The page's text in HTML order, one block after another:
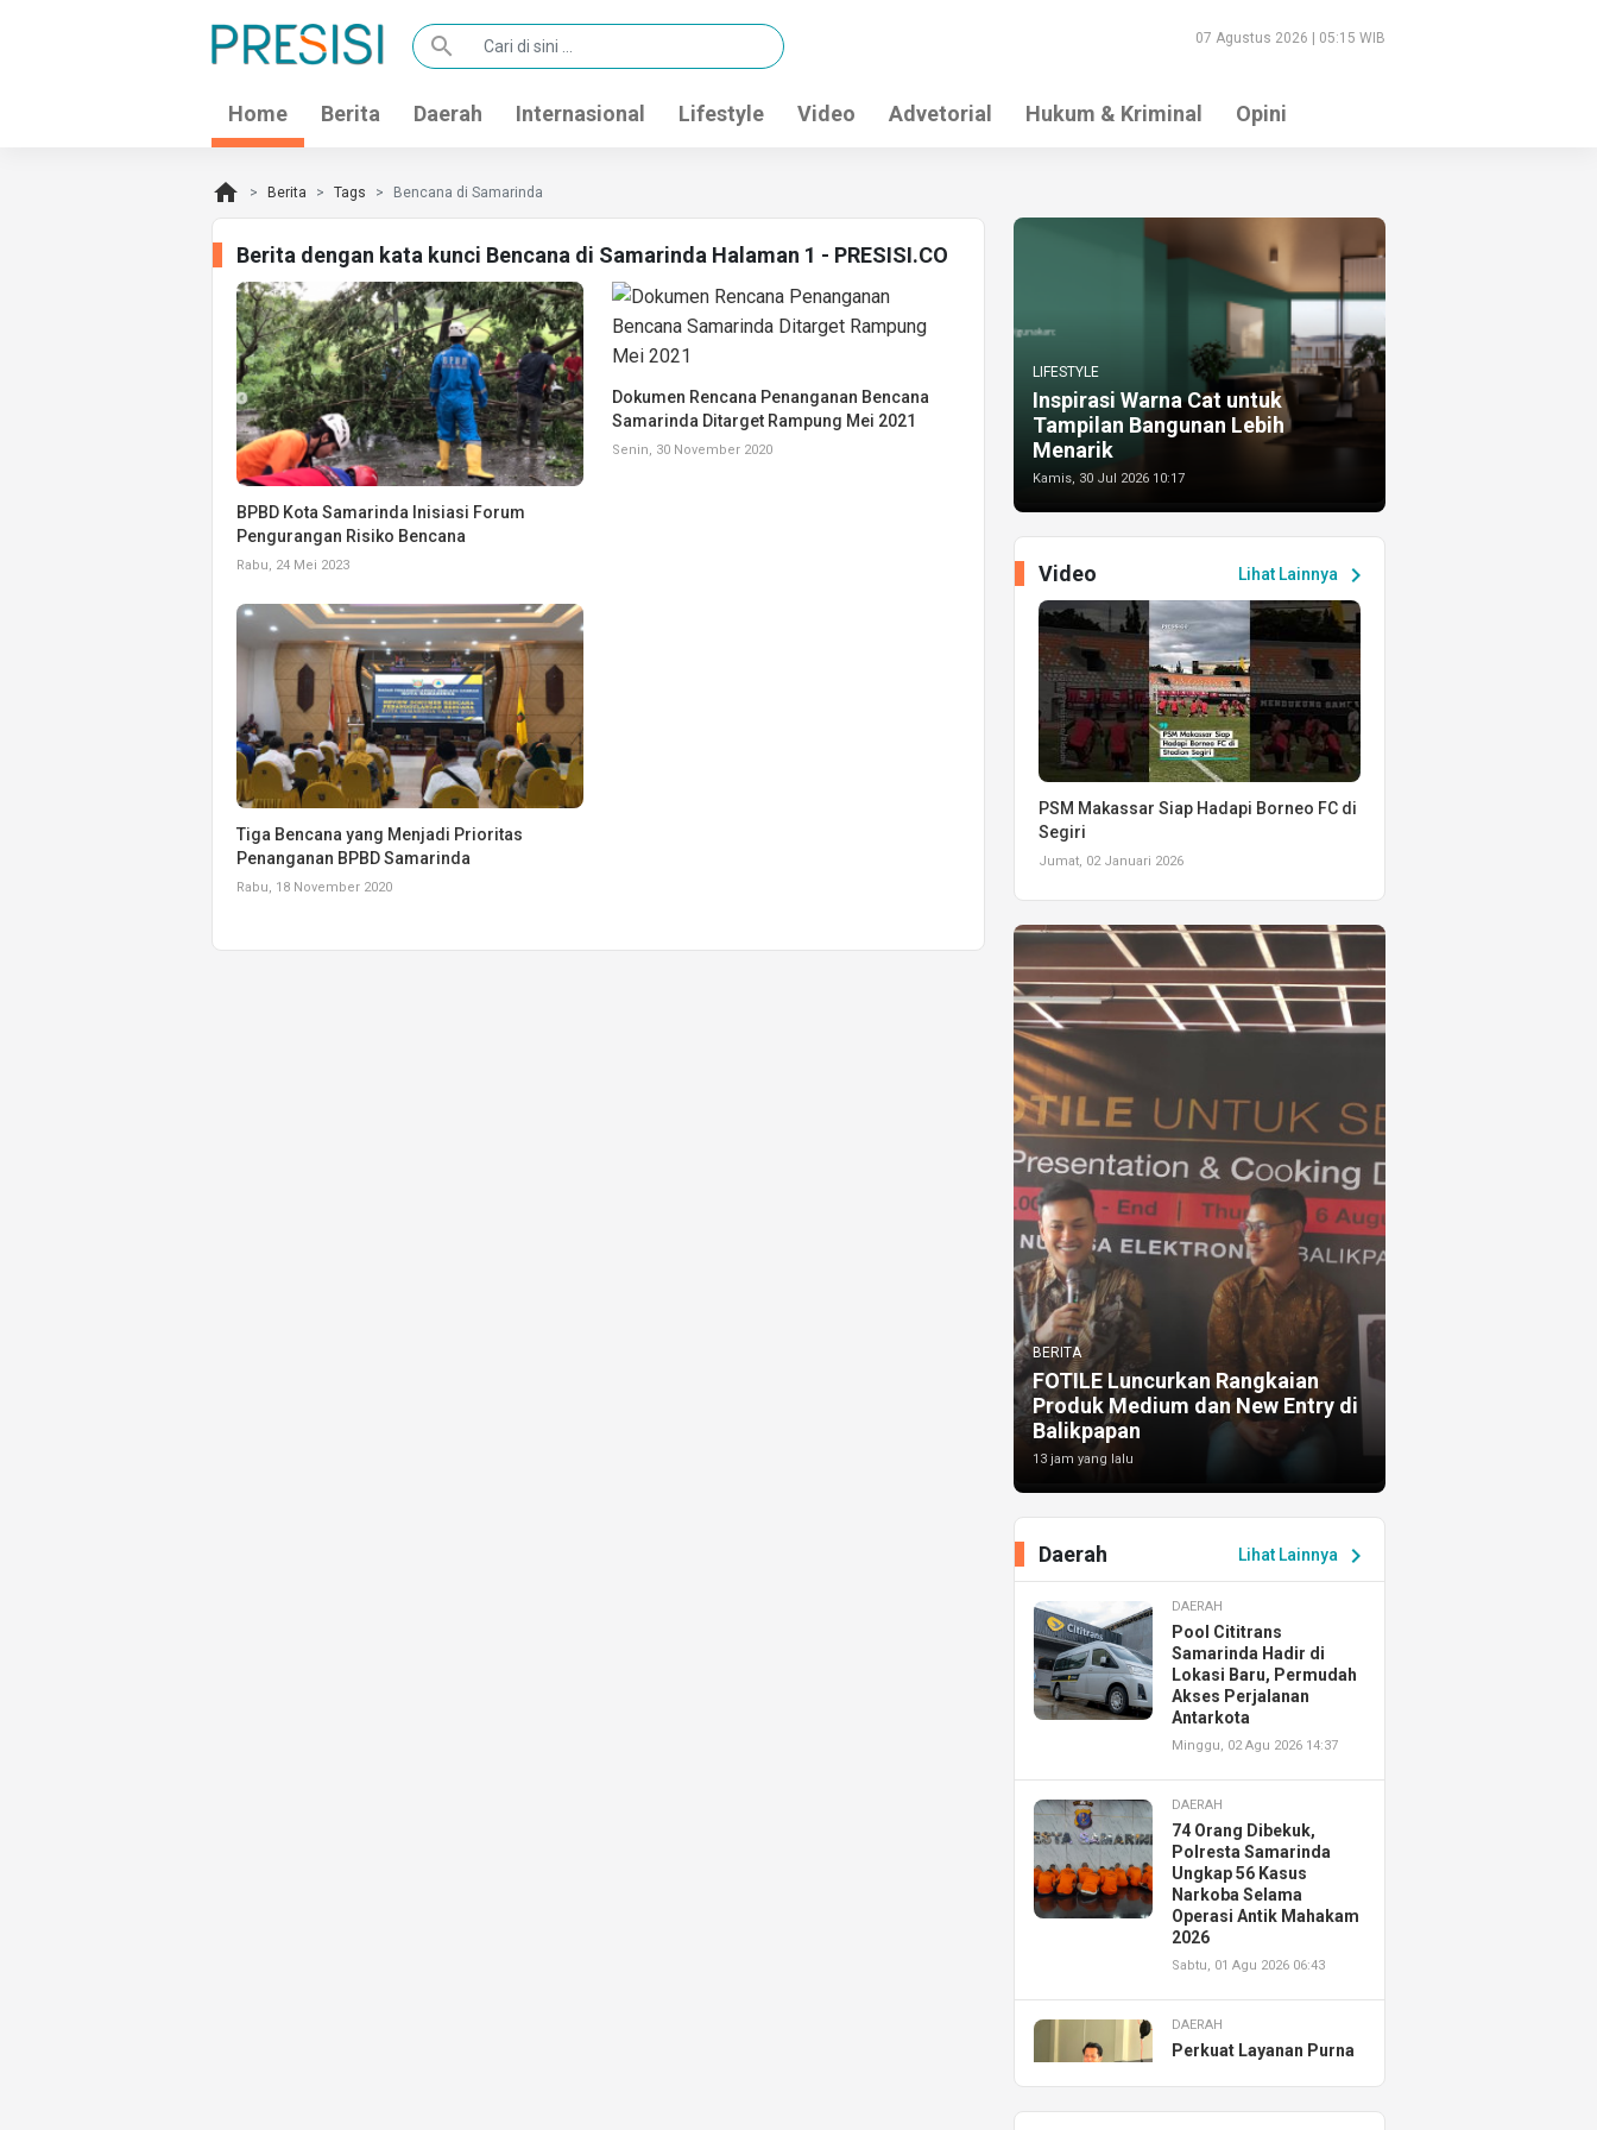
search 07 Agustus 2026 | 05:15 WIB
Home Berita Daerah Internasional Lifestyle Video Advetorial Hukum & Kriminal Opini
home Berita Tags Bencana di Samarinda
Berita dengan kata kunci Bencana di Samarinda Halaman 1 - PRESISI.CO
BPBD Kota Samarinda Inisiasi Forum
Pengurangan Risiko Bencana
Rabu, 24 Mei 2023
Dokumen Rencana Penanganan Bencana
Samarinda Ditarget Rampung Mei 2021
Senin, 30 November 2020
Tiga Bencana yang Menjadi Prioritas
Penanganan BPBD Samarinda
Rabu, 18 November 2020
LIFESTYLE
Inspirasi Warna Cat untuk
Tampilan Bangunan Lebih
Menarik
Kamis, 30 Jul 2026 10:17
Lihat Lainnya chevron_right
Video
PSM Makassar Siap Hadapi Borneo FC di
Segiri
Jumat, 02 Januari 2026
BERITA
FOTILE Luncurkan Rangkaian
Produk Medium dan New Entry di
Balikpapan
13 jam yang lalu
Lihat Lainnya chevron_right
Daerah
DAERAH
Pool Cititrans
Samarinda Hadir di
Lokasi Baru, Permudah
Akses Perjalanan
Antarkota
Minggu, 02 Agu 2026 14:37
DAERAH
74 Orang Dibekuk,
Polresta Samarinda
Ungkap 56 Kasus
Narkoba Selama
Operasi Antik Mahakam
2026
Sabtu, 01 Agu 2026 06:43
DAERAH
Perkuat Layanan Purna
Resmikan AHASS